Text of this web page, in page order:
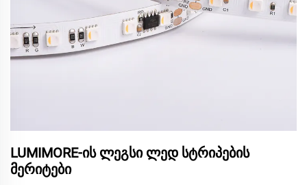
LUMIMORE-ის ლეგსი ლედ სტრიპების
მერიტები